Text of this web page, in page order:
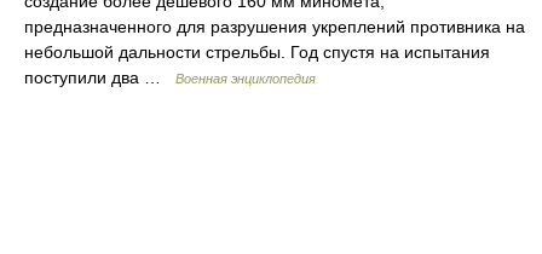
предназначенного для разрушения укреплений противника на
небольшой дальности стрельбы. Год спустя на испытания
поступили два …
Военная энциклопедия